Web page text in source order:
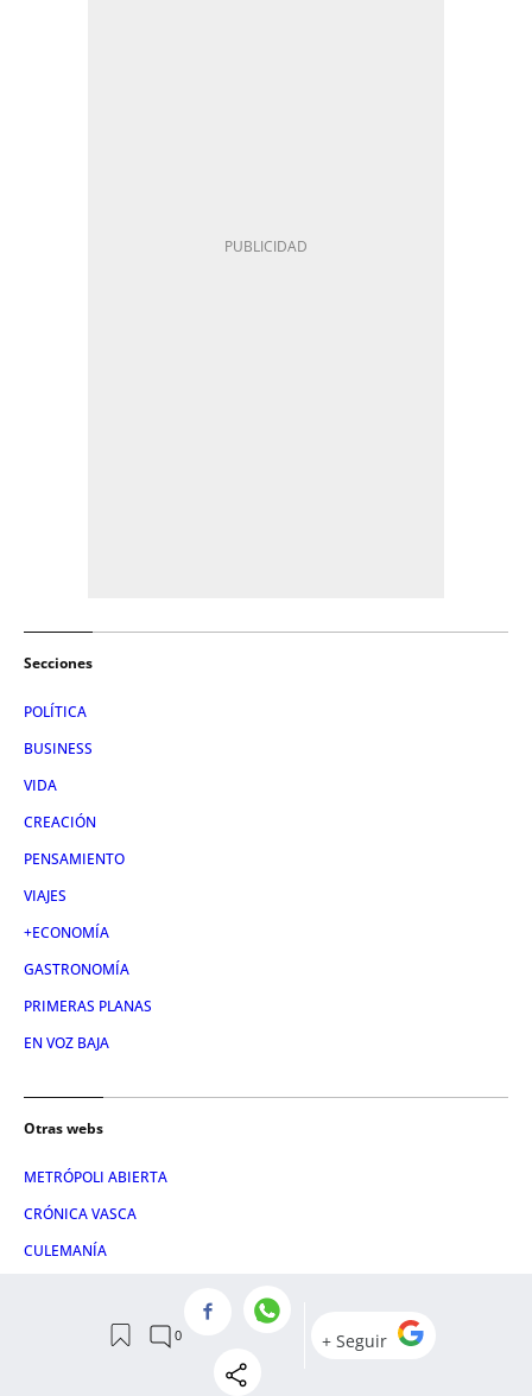
Secciones
POLÍTICA
BUSINESS
VIDA
CREACIÓN
PENSAMIENTO
VIAJES
+ECONOMÍA
GASTRONOMÍA
PRIMERAS PLANAS
EN VOZ BAJA
Otras webs
METRÓPOLI ABIERTA
CRÓNICA VASCA
CULEMANÍA
ATLÁNTICO HOY